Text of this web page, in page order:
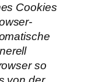
Cookies
so